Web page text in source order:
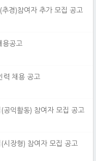
경)참여자 추가 모집 공고
용공고
력 채용 공고
익활동) 참여자 모집 공고
장형) 참여자 모집 공고